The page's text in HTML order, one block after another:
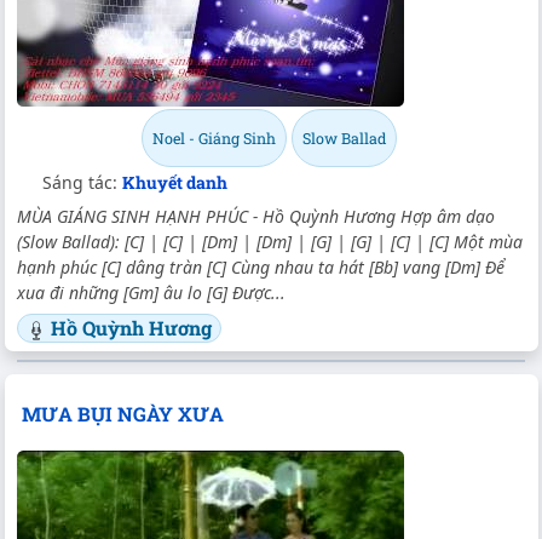
Noel - Giáng Sinh Slow Ballad
Sáng tác: Khuyết danh
MÙA GIÁNG SINH HẠNH PHÚC - Hồ Quỳnh Hương Hợp âm dạo
(Slow Ballad): [C] | [C] | [Dm] | [Dm] | [G] | [G] | [C] | [C] Một mùa
hạnh phúc [C] dâng tràn [C] Cùng nhau ta hát [Bb] vang [Dm] Để
xua đi những [Gm] âu lo [G] Được...
Hồ Quỳnh Hương
MƯA BỤI NGÀY XƯA